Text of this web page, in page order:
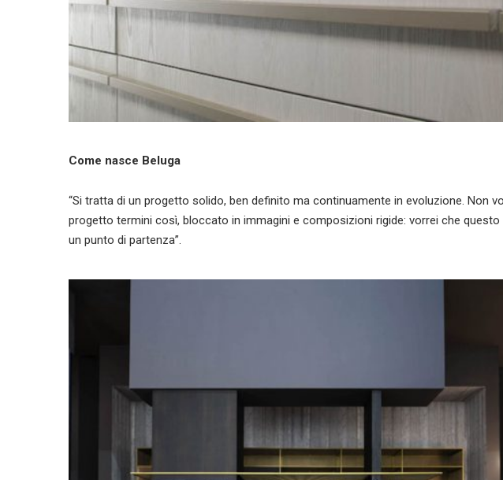
Come nasce Beluga
“Si tratta di un progetto solido, ben definito ma continuamente in evoluzione. Non
progetto termini così, bloccato in immagini e composizioni rigide: vorrei che
un punto di partenza”.